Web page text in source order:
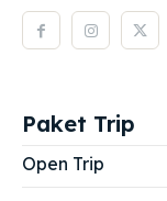
Paket Trip
Open Trip